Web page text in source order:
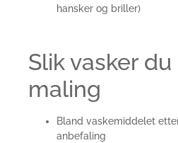
hansker og briller)
Slik vasker
maling
Bland vaskemiddelet
anbefaling